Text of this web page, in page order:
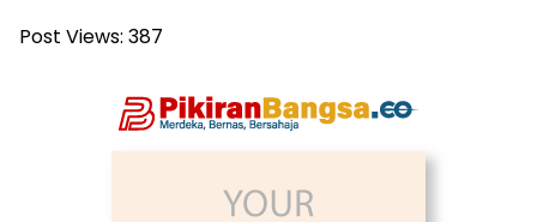
Post Views: 387